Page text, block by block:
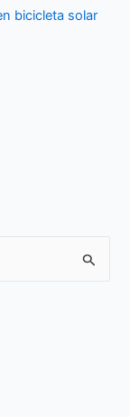
bicicleta solar